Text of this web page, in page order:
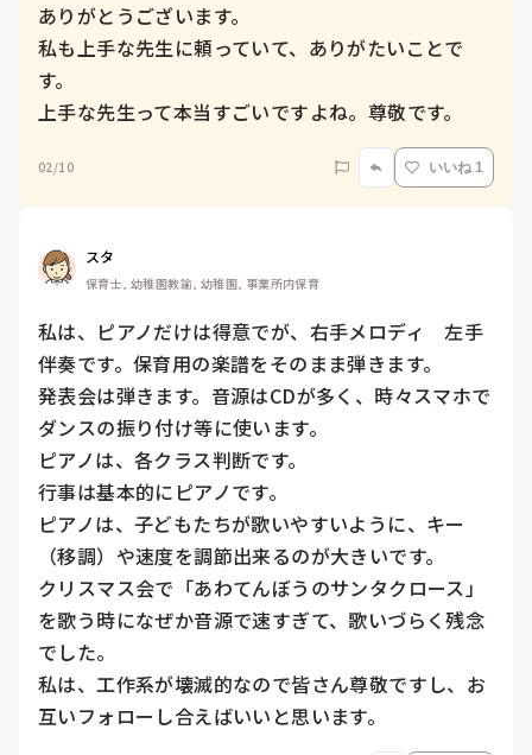
ありがとうございます。
私も上手な先生に頼っていて、ありがたいことで
す。
上手な先生って本当すごいですよね。尊敬です。
02/10 いいね 1
スタ
保育士, 幼稚園教諭, 幼稚園, 事業所内保育
私は、ピアノだけは得意でが、右手メロディ　左手
伴奏です。保育用の楽譜をそのまま弾きます。
発表会は弾きます。音源はCDが多く、時々スマホで
ダンスの振り付け等に使います。
ピアノは、各クラス判断です。
行事は基本的にピアノです。
ピアノは、子どもたちが歌いやすいように、キー
（移調）や速度を調節出来るのが大きいです。
クリスマス会で「あわてんぼうのサンタクロース」
を歌う時になぜか音源で速すぎて、歌いづらく残念
でした。
私は、工作系が壊滅的なので皆さん尊敬ですし、お
互いフォローし合えばいいと思います。